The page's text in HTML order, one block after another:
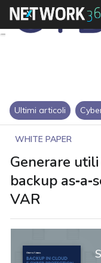
Ultimi articoli
WHITE PAPER
Generare
backup
VAR